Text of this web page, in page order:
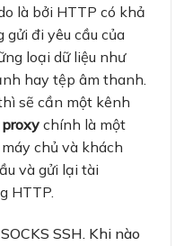
là bởi HTTP có khả
đi yêu cầu của
loại dữ liệu như
hay tệp âm thanh.
sẽ cần một kênh
chính là một
chủ và khách
và gửi lại tài
HTTP.
SSH. Khi nào